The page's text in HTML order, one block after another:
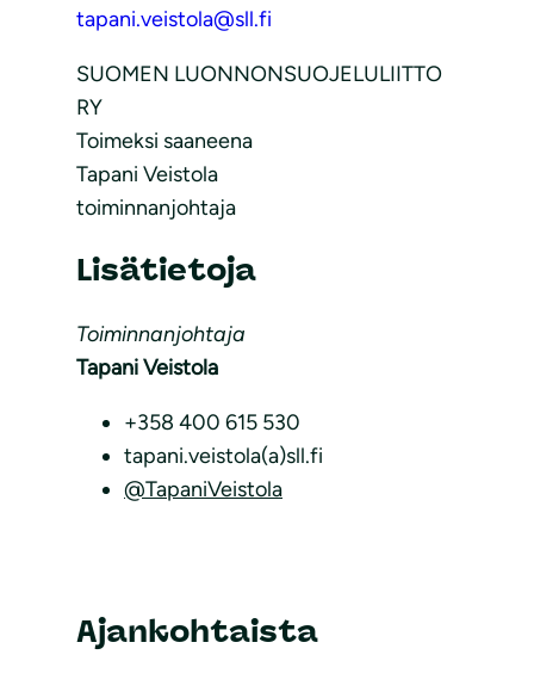
tapani.veistola@sll.fi
SUOMEN LUONNONSUOJELULIITTO
RY
Toimeksi saaneena
Tapani Veistola
toiminnanjohtaja
Lisätietoja
Toiminnanjohtaja
Tapani Veistola
+358 400 615 530
tapani.veistola(a)sll.fi
@TapaniVeistola
Ajankohtaista